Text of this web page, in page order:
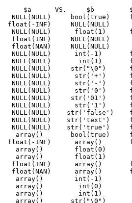
$a      VS.     $b         $a>$b   $a<$b   $a<=$b  $a>=$b  $a==$b  $a===$b  
  NULL(NULL)     bool(true)     false    true    true   false   false   false  
 float(-INF)     NULL(NULL)      true   false   false    true   false   false  
  NULL(NULL)      float(1)      false    true    true   false   false   false  
  float(INF)     NULL(NULL)      true   false   false    true   false   false  
  float(NAN)     NULL(NULL)      true   false   false    true   false   false  
  NULL(NULL)      int(-1)       false    true    true   false   false   false  
  NULL(NULL)       int(1)       false    true    true   false   false   false  
  NULL(NULL)     str("\0")      false    true    true   false   false   false  
  NULL(NULL)      str('+')      false    true    true   false   false   false  
  NULL(NULL)      str('-')      false    true    true   false   false   false  
  NULL(NULL)      str('0')      false    true    true   false   false   false  
  NULL(NULL)     str('01')      false    true    true   false   false   false  
  NULL(NULL)      str('1')      false    true    true   false   false   false  
  NULL(NULL)    str('false')    false    true    true   false   false   false  
  NULL(NULL)    str('text')     false    true    true   false   false   false  
  NULL(NULL)    str('true')     false    true    true   false   false   false  
   array()       bool(true)     false    true    true   false   false   false  
 float(-INF)      array()       false    true    true   false   false   false  
   array()        float(0)       true   false   false    true   false   false  
   array()        float(1)       true   false   false    true   false   false  
  float(INF)      array()       false    true    true   false   false   false  
  float(NAN)      array()       false    true    true   false   false   false  
   array()        int(-1)        true   false   false    true   false   false  
   array()         int(0)        true   false   false    true   false   false  
   array()         int(1)        true   false   false    true   false   false  
   array()       str("\0")       true   false   false    true   false   false  
   str('')        array()       false    true    true   false   false   false  
   array()        str('+')       true   false   false    true   false   false  
   array()        str('-')       true   false   false    true   false   false  
   array()        str('0')       true   false   false    true   false   false  
   array()       str('01')       true   false   false    true   false   false  
   array()        str('1')       true   false   false    true   false   false  
   array()      str('false')     true   false   false    true   false   false  
   array()      str('text')      true   false   false    true   false   false  
   array()      str('true')      true   false   false    true   false   false  
  bool(true)    bool(false)      true   false   false    true   false   false  
 float(-INF)    bool(false)      true   false   false    true   false   false  
   float(1)     bool(false)      true   false   false    true   false   false  
  float(INF)    bool(false)      true   false   false    true   false   false  
  float(NAN)    bool(false)      true   false   false    true   false   false  
 bool(false)      int(-1)       false    true    true   false   false   false  
    int(1)      bool(false)      true   false   false    true   false   false  
 bool(false)     str("\0")      false    true    true   false   false   false  
 bool(false)      str('+')      false    true    true   false   false   false  
 bool(false)      str('-')      false    true    true   false   false   false  
 bool(false)     str('01')      false    true    true   false   false   false  
   str('1')     bool(false)      true   false   false    true   false   false  
 bool(false)    str('false')    false    true    true